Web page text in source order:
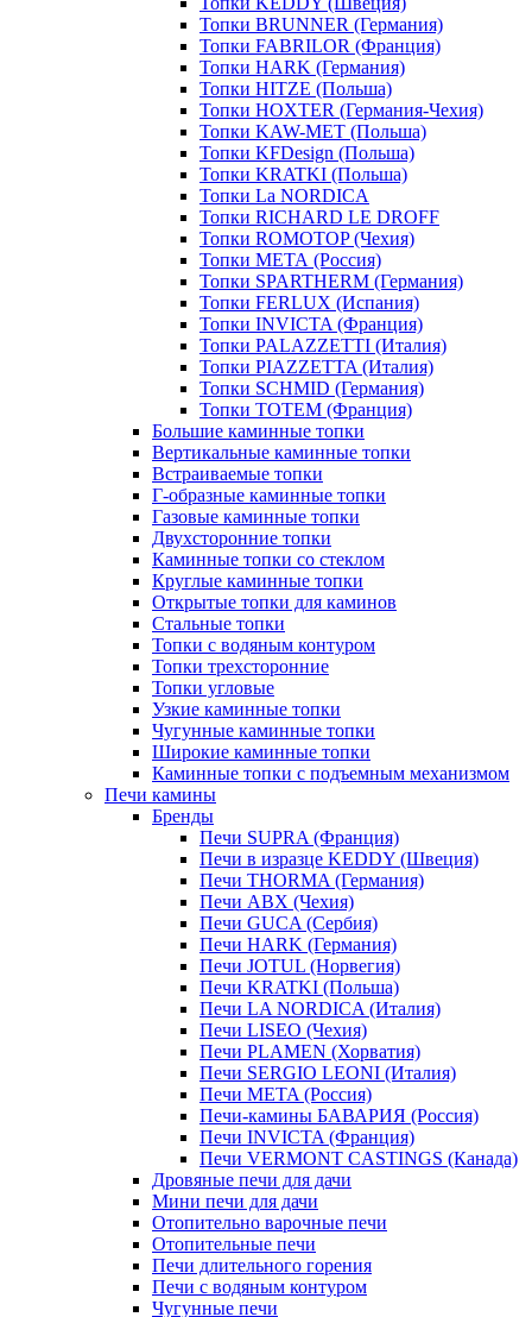
Топки BRUNNER (Германия)
Топки FABRILOR (Франция)
Топки HARK (Германия)
Топки HITZE (Польша)
Топки HOXTER (Германия-Чехия)
Топки KAW-MET (Польша)
Топки KFDesign (Польша)
Топки KRATKI (Польша)
Топки La NORDICA
Топки RICHARD LE DROFF
Топки ROMOTOP (Чехия)
Топки МЕТА (Россия)
Топки SPARTHERM (Германия)
Топки FERLUX (Испания)
Топки INVICTA (Франция)
Топки PALAZZETTI (Италия)
Топки PIAZZETTA (Италия)
Топки SCHMID (Германия)
Топки TOTEM (Франция)
Большие каминные топки
Вертикальные каминные топки
Встраиваемые топки
Г-образные каминные топки
Газовые каминные топки
Двухсторонние топки
Каминные топки со стеклом
Круглые каминные топки
Открытые топки для каминов
Стальные топки
Топки с водяным контуром
Топки трехсторонние
Топки угловые
Узкие каминные топки
Чугунные каминные топки
Широкие каминные топки
Каминные топки с подъемным механизмом
Печи камины
Бренды
Печи SUPRA (Франция)
Печи в изразце KEDDY (Швеция)
Печи THORMA (Германия)
Печи ABX (Чехия)
Печи GUCA (Сербия)
Печи HARK (Германия)
Печи JOTUL (Норвегия)
Печи KRATKI (Польша)
Печи LA NORDICA (Италия)
Печи LISEO (Чехия)
Печи PLAMEN (Хорватия)
Печи SERGIO LEONI (Италия)
Печи META (Россия)
Печи-камины БАВАРИЯ (Россия)
Печи INVICTA (Франция)
Печи VERMONT CASTINGS (Канада)
Дровяные печи для дачи
Мини печи для дачи
Отопительно варочные печи
Отопительные печи
Печи длительного горения
Печи с водяным контуром
Чугунные печи